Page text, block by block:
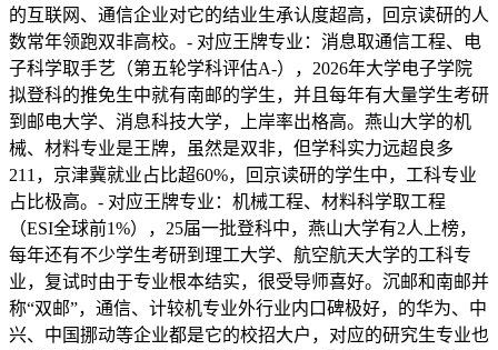
的互联网、通信企业对它的结业生承认度超高，回京读研的人
数常年领跑双非高校。- 对应王牌专业：消息取通信工程、电
子科学取手艺（第五轮学科评估A-），2026年大学电子学院
拟登科的推免生中就有南邮的学生，并且每年有大量学生考研
到邮电大学、消息科技大学，上岸率出格高。燕山大学的机
械、材料专业是王牌，虽然是双非，但学科实力远超良多
211，京津冀就业占比超60%，回京读研的学生中，工科专业
占比极高。- 对应王牌专业：机械工程、材料科学取工程
（ESI全球前1%），25届一批登科中，燕山大学有2人上榜，
每年还有不少学生考研到理工大学、航空航天大学的工科专
业，复试时由于专业根本结实，很受导师喜好。沉邮和南邮并
称“双邮”，通信、计较机专业外行业内口碑极好，的华为、中
兴、中国挪动等企业都是它的校招大户，对应的研究生专业也